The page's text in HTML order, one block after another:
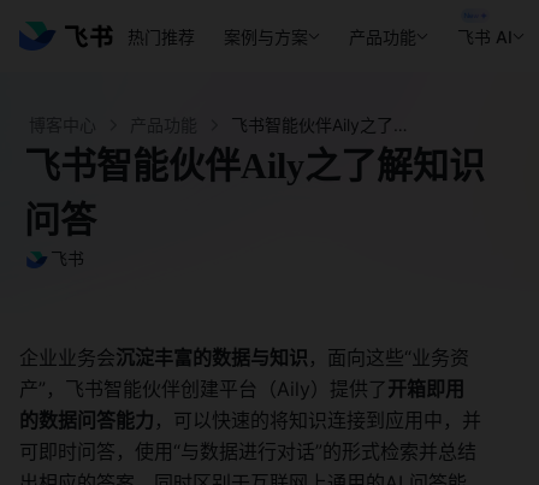
热门推荐 案例与方案 产品功能 飞书 AI
飞书智能伙伴Aily之了解知识
问答
飞书
企业业务会沉淀丰富的数据与知识 ，面向这些“业务资
产”，飞书智能伙伴创建平台（Aily）提供了开箱即用
的数据问答能力 ，可以快速的将知识连接到应用中，并
可即时问答，使用“与数据进行对话”的形式检索并总结